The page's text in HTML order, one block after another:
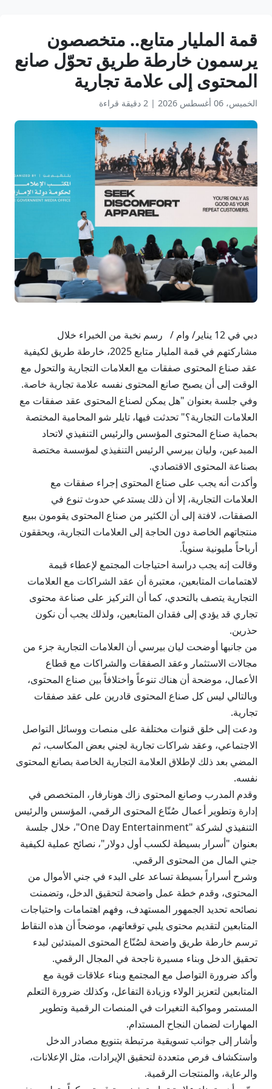
قمة المليار متابع.. متخصصون
يرسمون خارطة طريق تحوّل صانع
المحتوى إلى علامة تجارية
الخميس، 06 أغسطس 2026 | 2 دقيقة قراءة
دبي في 12 يناير/ وام / رسم نخبة من الخبراء خلال
مشاركتهم في قمة المليار متابع 2025، خارطة طريق لكيفية
عقد صناع المحتوى صفقات مع العلامات التجارية والتحول مع
الوقت إلى أن يصبح صانع المحتوى نفسه علامة تجارية خاصة.
وفي جلسة بعنوان "هل يمكن لصناع المحتوى عقد صفقات مع
العلامات التجارية؟" تحدثت فيها، تايلر شو المحامية المختصة
بحماية صناع المحتوى المؤسس والرئيس التنفيذي لاتحاد
المبدعين، وليان بيرسي الرئيس التنفيذي لمؤسسة مختصة
بصناعة المحتوى الاقتصادي.
وأكدت أنه يجب على صناع المحتوى إجراء صفقات مع
العلامات التجارية، إلا أن ذلك يستدعي حدوث تنوع في
الصفقات، لافتة إلى أن الكثير من صناع المحتوى يقومون ببيع
منتجاتهم الخاصة دون الحاجة إلى العلامات التجارية، ويحققون
أرباحاً مليونية سنوياً.
وقالت إنه يجب دراسة احتياجات المجتمع لإعطاء قيمة
لاهتمامات المتابعين، معتبرة أن عقد الشراكات مع العلامات
التجارية يتصف بالتحدي، كما أن التركيز على صناعة محتوى
تجاري قد يؤدي إلى فقدان المتابعين، ولذلك يجب أن نكون
حذرين.
من جانبها أوضحت ليان بيرسي أن العلامات التجارية جزء من
مجالات الاستثمار وعقد الصفقات والشراكات مع قطاع
الأعمال، موضحة أن هناك تنوعاً واختلافاً بين صناع المحتوى،
وبالتالي ليس كل صناع المحتوى قادرين على عقد صفقات
تجارية.
ودعت إلى خلق قنوات مختلفة على منصات ووسائل التواصل
الاجتماعي، وعقد شراكات تجارية لجني بعض المكاسب، ثم
المضي بعد ذلك لإطلاق العلامة التجارية الخاصة بصانع المحتوى
نفسه.
وقدم المدرب وصانع المحتوى زاك هونارفار، المتخصص في
إدارة وتطوير أعمال صُنّاع المحتوى الرقمي، المؤسس والرئيس
التنفيذي لشركة "One Day Entertainment"، خلال جلسة
بعنوان "أسرار بسيطة لكسب أول دولار"، نصائح عملية لكيفية
جني المال من المحتوى الرقمي.
وشرح أسراراً بسيطة تساعد على البدء في جني الأموال من
المحتوى، وقدم خطة عمل واضحة لتحقيق الدخل، وتضمنت
نصائحه تحديد الجمهور المستهدف، وفهم اهتمامات واحتياجات
المتابعين لتقديم محتوى يلبي توقعاتهم، موضحاً أن هذه النقاط
ترسم خارطة طريق واضحة لصُنّاع المحتوى المبتدئين لبدء
تحقيق الدخل وبناء مسيرة ناجحة في المجال الرقمي.
وأكد ضرورة التواصل مع المجتمع وبناء علاقات قوية مع
المتابعين لتعزيز الولاء وزيادة التفاعل، وكذلك ضرورة التعلم
المستمر ومواكبة التغيرات في المنصات الرقمية وتطوير
المهارات لضمان النجاح المستدام.
وأشار إلى جوانب تسويقية مرتبطة بتنويع مصادر الدخل
واستكشاف فرص متعددة لتحقيق الإيرادات، مثل الإعلانات،
والرعاية، والمنتجات الرقمية.